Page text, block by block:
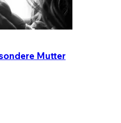
Mutter